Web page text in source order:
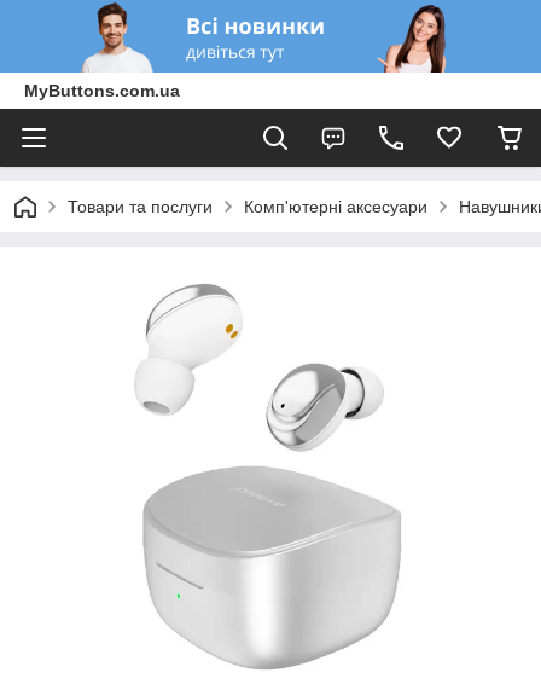
MyButtons.com.ua
Товари та послуги Комп'ютерні аксесуари